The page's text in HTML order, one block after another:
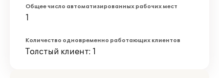
Общее число автоматизированных рабочих мест
1
Количество одновременно работающих клиентов
Толстый клиент: 1